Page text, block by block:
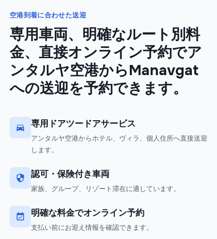
空港到着に合わせた送迎
専用車両、明確なルート別料
金、直接オンライン予約でア
ンタルヤ空港からManavgat
への送迎を予約できます。
専用ドアツードアサービス
アンタルヤ空港からホテル、ヴィラ、個人住所へ直接送迎
します。
認可・保険付き車両
家族、グループ、リゾート滞在に適しています。
明確な料金でオンライン予約
支払い前にお迎え情報を確認できます。